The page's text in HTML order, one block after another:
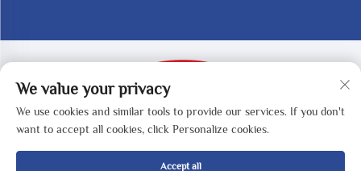
Copyright © 2025 by SHENZHEN REDY-MED
TECHNOLOGY CO.,LTD - Privacybeleid
We value your privacy
We use cookies and similar tools to provide our services. If you don't
want to accept all cookies, click Personalize cookies.
Accept all